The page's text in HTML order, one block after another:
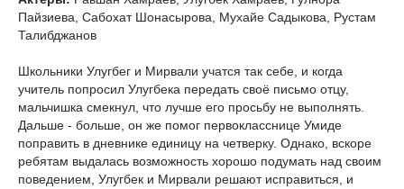
Пайзиева, Сабохат Шонасырова, Мухайе Садыкова, Рустам
Талибджанов
Школьники Улугбег и Мирвали учатся так себе, и когда
учитель попросил Улугбека передать своё письмо отцу,
мальчишка смекнул, что лучше его просьбу не выполнять.
Дальше - больше, он же помог первокласснице Умиде
поправить в дневнике единицу на четверку. Однако, вскоре
ребятам выдалась возможность хорошо подумать над своим
поведением, Улугбек и Мирвали решают исправиться, и